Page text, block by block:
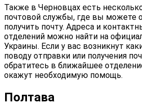
Также в Черновцах есть
почтовой службы, где вы можете
получить почту. Адреса и
отделений можно найти на
Украины. Если у вас возникнут
поводу отправки или получения
обратитесь в ближайшее
окажут необходимую помощь.
Полтава